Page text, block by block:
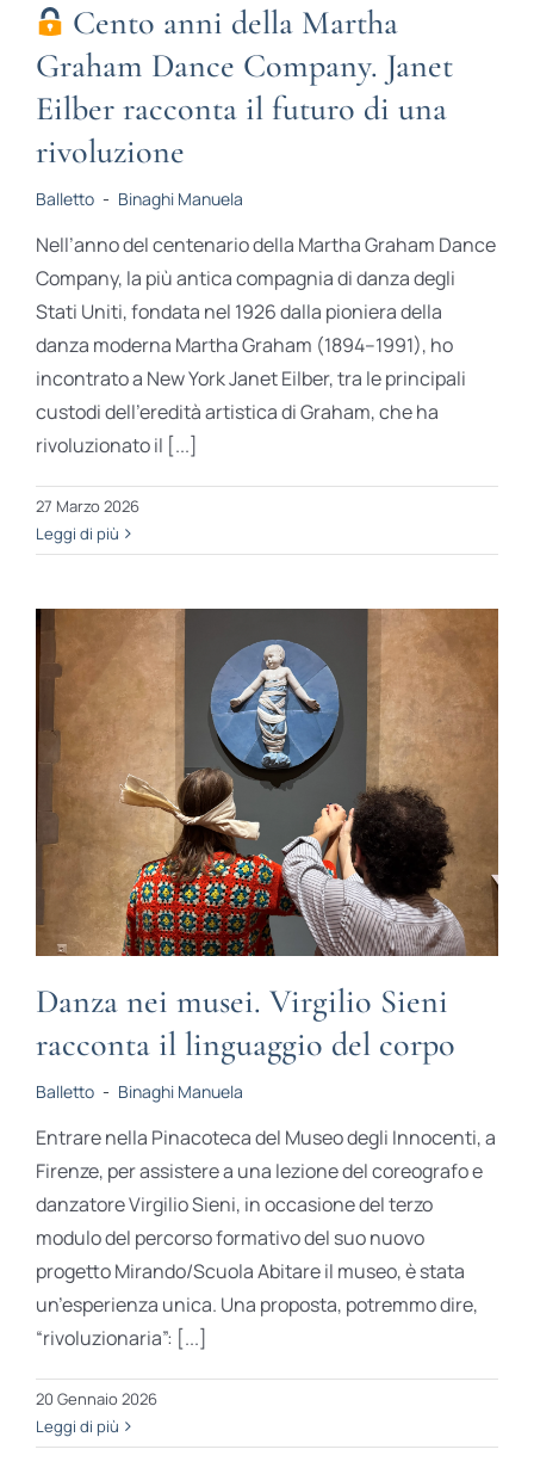
Cento anni della Martha
Graham Dance Company. Janet
Eilber racconta il futuro di una
rivoluzione
Balletto - Binaghi Manuela
Nell’anno del centenario della Martha Graham Dance
Company, la più antica compagnia di danza degli
Stati Uniti, fondata nel 1926 dalla pioniera della
danza moderna Martha Graham (1894–1991), ho
incontrato a New York Janet Eilber, tra le principali
custodi dell’eredità artistica di Graham, che ha
rivoluzionato il [...]
27 Marzo 2026
Leggi di più
Danza nei musei. Virgilio Sieni
racconta il linguaggio del corpo
Balletto - Binaghi Manuela
Entrare nella Pinacoteca del Museo degli Innocenti, a
Firenze, per assistere a una lezione del coreografo e
danzatore Virgilio Sieni, in occasione del terzo
modulo del percorso formativo del suo nuovo
progetto Mirando/Scuola Abitare il museo, è stata
un’esperienza unica. Una proposta, potremmo dire,
“rivoluzionaria”: [...]
20 Gennaio 2026
Leggi di più